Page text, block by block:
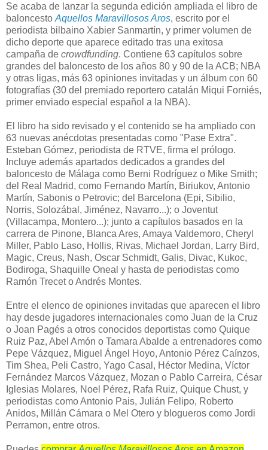
Se acaba de lanzar la segunda edición ampliada el libro de
baloncesto Aquellos Maravillosos Aros, escrito por el
periodista bilbaino Xabier Sanmartín, y primer volumen de
dicho deporte que aparece editado tras una exitosa
campaña de crowdfunding. Contiene 63 capítulos sobre
grandes del baloncesto de los años 80 y 90 de la ACB; NBA
y otras ligas, más 63 opiniones invitadas y un álbum con 60
fotografías (30 del premiado reportero catalán Miqui Forniés,
primer enviado especial español a la NBA).
El libro ha sido revisado y el contenido se ha ampliado con
63 nuevas anécdotas presentadas como "Pase Extra".
Esteban Gómez, periodista de RTVE, firma el prólogo.
Incluye además apartados dedicados a grandes del
baloncesto de Málaga como Berni Rodríguez o Mike Smith;
del Real Madrid, como Fernando Martín, Biriukov, Antonio
Martín, Sabonis o Petrovic; del Barcelona (Epi, Sibilio,
Norris, Solozábal, Jiménez, Navarro...); o Joventut
(Villacampa, Montero...); junto a capítulos basados en la
carrera de Pinone, Blanca Ares, Amaya Valdemoro, Cheryl
Miller, Pablo Laso, Hollis, Rivas, Michael Jordan, Larry Bird,
Magic, Creus, Nash, Oscar Schmidt, Galis, Divac, Kukoc,
Bodiroga, Shaquille Oneal y hasta de periodistas como
Ramón Trecet o Andrés Montes.
Entre el elenco de opiniones invitadas que aparecen el libro
hay desde jugadores internacionales como Juan de la Cruz
o Joan Pagés a otros conocidos deportistas como Quique
Ruiz Paz, Abel Amón o Tamara Abalde a entrenadores como
Pepe Vázquez, Miguel Ángel Hoyo, Antonio Pérez Caínzos,
Tim Shea, Peli Castro, Yago Casal, Héctor Medina, Víctor
Fernández Marcos Vázquez, Mozan o Pablo Carreira, César
Iglesias Molares, Noel Pérez, Rafa Ruiz, Quique Chust, y
periodistas como Antonio Pais, Julián Felipo, Roberto
Anidos, Millán Cámara o Mel Otero y blogueros como Jordi
Perramon, entre otros.